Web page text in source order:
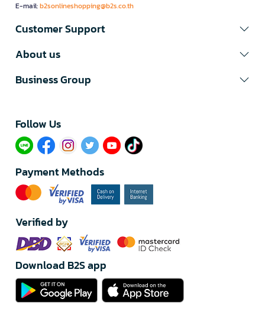
E-mail:b2sonlineshopping@b2s.co.th
Customer Support
About us
Business Group
Follow Us​
Payment Methods
Verified by
Download B2S app